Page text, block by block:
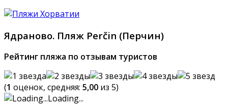
Ядраново. Пляж Perčin (Перчин)
Рейтинг пляжа по отзывам туристов
(1 оценок, средняя: 5,00 из 5)
Loading...